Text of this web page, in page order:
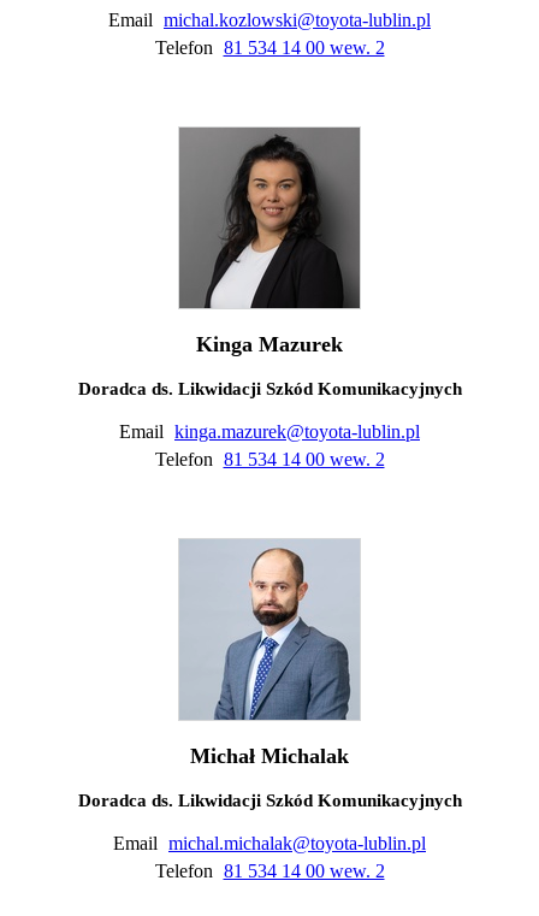
Email michal.kozlowski@toyota-lublin.pl
Telefon 81 534 14 00 wew. 2
Kinga Mazurek
Doradca ds. Likwidacji Szkód Komunikacyjnych
Email kinga.mazurek@toyota-lublin.pl
Telefon 81 534 14 00 wew. 2
Michał Michalak
Doradca ds. Likwidacji Szkód Komunikacyjnych
Email michal.michalak@toyota-lublin.pl
Telefon 81 534 14 00 wew. 2